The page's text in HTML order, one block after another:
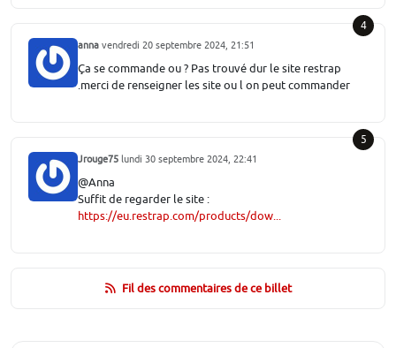
4
anna vendredi 20 septembre 2024, 21:51
Ça se commande ou ? Pas trouvé dur le site restrap
.merci de renseigner les site ou l on peut commander
5
Jrouge75 lundi 30 septembre 2024, 22:41
@Anna
Suffit de regarder le site :
https://eu.restrap.com/products/dow...
Fil des commentaires de ce billet